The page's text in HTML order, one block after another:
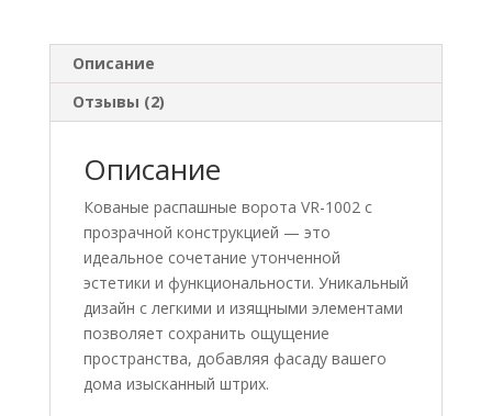
Описание
Отзывы (2)
Описание
Кованые распашные ворота VR-1002 с
прозрачной конструкцией — это
идеальное сочетание утонченной
эстетики и функциональности. Уникальный
дизайн с легкими и изящными элементами
позволяет сохранить ощущение
пространства, добавляя фасаду вашего
дома изысканный штрих.